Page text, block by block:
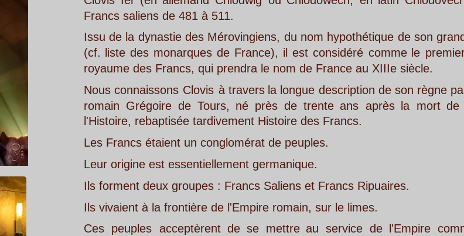
Francs saliens de 481 à 511.
Issu
dynastie des Mérovingiens, du nom hypothétique de son grand-père,
monarques de France), il est considéré comme le premier roi chrétien
royaume des Francs, qui prendra le nom de France au XIIIe siècle.
connaissons Clovis à travers la longue description de son règne par l'évêque
romain
Grégoire de Tours, né près de trente ans après la mort de Clovis, et
l'Histoire, rebaptisée tardivement Histoire des Francs.
Les Francs étaient un conglomérat de peuples.
Leur origine est essentiellement germanique.
Ils forment deux groupes : Francs Saliens et Francs Ripuaires.
Ils vivaient à la frontière de l'Empire romain, sur le limes.
Ces
acceptèrent de se mettre au service de l'Empire comme paysans